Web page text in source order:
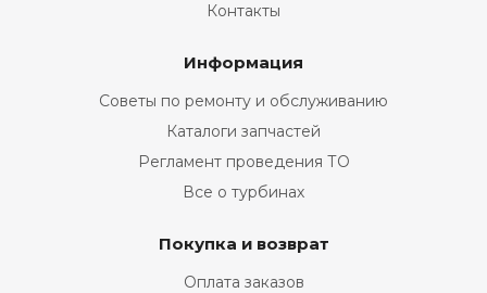
Контакты
Информация
Советы по ремонту и обслуживанию
Каталоги запчастей
Регламент проведения ТО
Все о турбинах
Покупка и возврат
Оплата заказов